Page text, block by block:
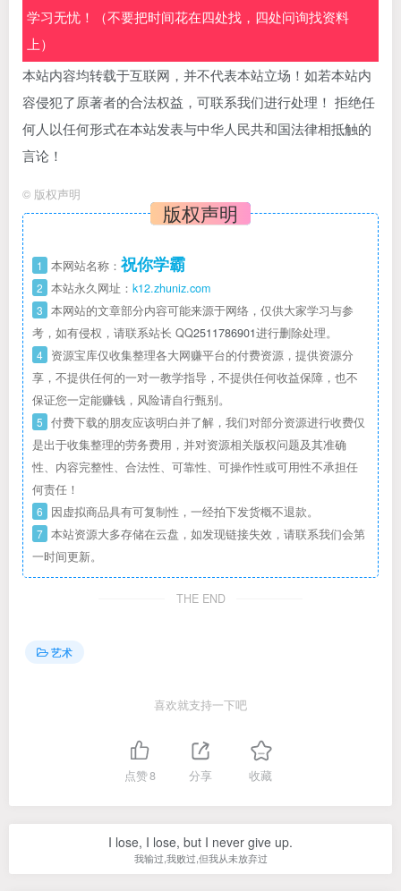
学习无忧！（不要把时间花在四处找，四处问询找资料
上）
本站内容均转载于互联网，并不代表本站立场！如若本站内
容侵犯了原著者的合法权益，可联系我们进行处理！ 拒绝任
何人以任何形式在本站发表与中华人民共和国法律相抵触的
言论！
© 版权声明
版权声明
1 本网站名称： 祝你学霸
2 本站永久网址： k12.zhuniz.com
3 本网站的文章部分内容可能来源于网络，仅供大家学习与参
考，如有侵权，请联系站长 QQ2511786901进行删除处理。
4 资源宝库仅收集整理各大网赚平台的付费资源，提供资源分
享，不提供任何的一对一教学指导，不提供任何收益保障，也不
保证您一定能赚钱，风险请自行甄别。
5 付费下载的朋友应该明白并了解，我们对部分资源进行收费仅
是出于收集整理的劳务费用，并对资源相关版权问题及其准确
性、内容完整性、合法性、可靠性、可操作性或可用性不承担任
何责任！
6 因虚拟商品具有可复制性，一经拍下发货概不退款。
7 本站资源大多存储在云盘，如发现链接失效，请联系我们会第
一时间更新。
THE END
艺术
喜欢就支持一下吧
点赞8 分享 收藏
I lose, I lose, but I never give up.
我输过,我败过,但我从未放弃过